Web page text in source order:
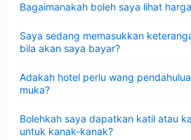
Bagaimanakah boleh saya lihat
Saya sedang memasukkan
bila akan saya bayar?
Adakah hotel perlu wang
muka?
Bolehkah saya dapatkan katil atau
untuk kanak-kanak?